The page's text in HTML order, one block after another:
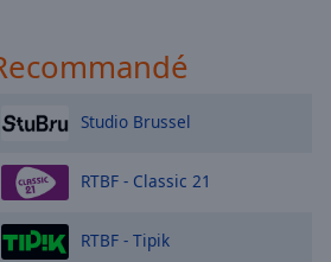
Studio Brussel
RTBF - Classic 21
RTBF - Tipik